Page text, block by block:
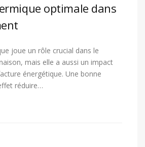
optimale dans
joue un rôle crucial dans le
mais elle a aussi un impact
énergétique. Une bonne
réduire…